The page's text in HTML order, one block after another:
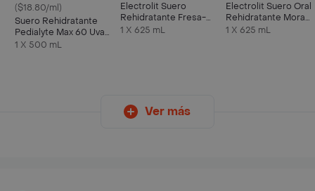
($18.80/ml)
Suero Rehidratante
Pedialyte Max 60 Uva
Frasco 500 mL
1 X 500 mL
Electrolit Suero
Rehidratante Fresa-
Kiwi
1 X 625 mL
Electrolit Suero Oral
Rehidratante Mora
Azul
1 X 625 mL
Ver más